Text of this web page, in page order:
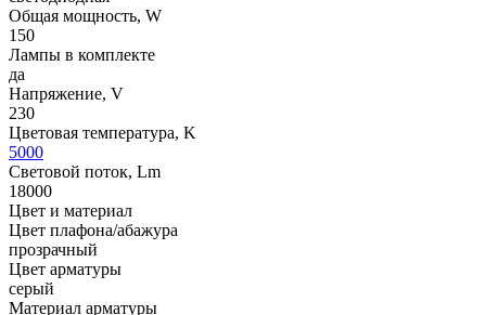
Общая мощность, W
150
Лампы в комплекте
да
Напряжение, V
230
Цветовая температура, K
5000
Световой поток, Lm
18000
Цвет и материал
Цвет плафона/абажура
прозрачный
Цвет арматуры
серый
Материал арматуры